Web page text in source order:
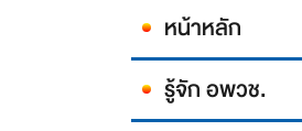
หน้าหลัก
รู้จัก อพวช.